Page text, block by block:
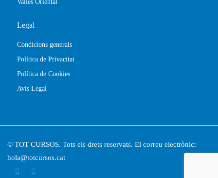
Vallès Oriental
Legal
Condicions generals
Política de Privacitat
Política de Cookies
Avís Legal
© TOT CURSOS. Tots els drets reservats. El correu electrònic:
hola@totcursos.cat